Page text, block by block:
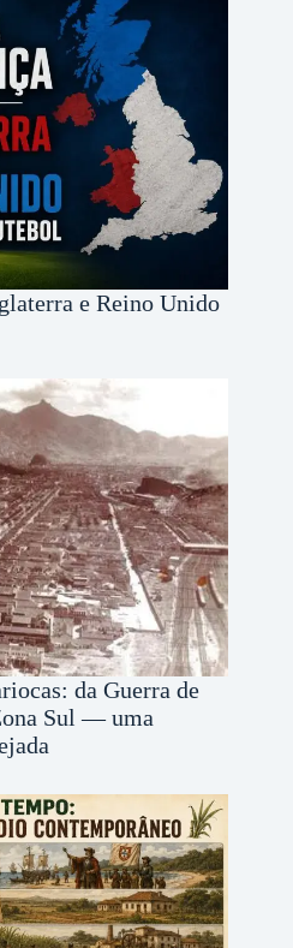
e Reino Unido
da Guerra de
Sul — uma